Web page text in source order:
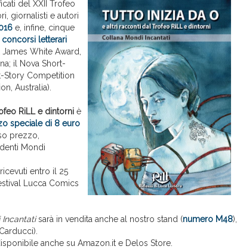
del XXII Trofeo
giornalisti e autori
e, infine, cinque
concorsi letterari
James White Award,
il Nova Short-
Story Competition
Australia).
RiLL e dintorni è
speciale di 8 euro
prezzo,
Mondi
entro il 25
Lucca Comics
Incantatisarà in vendita anche al nostro stand (numero M48),
anche su Amazon.it e Delos Store.